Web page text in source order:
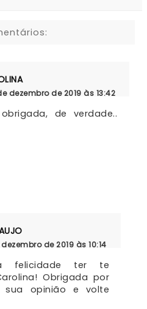
dezembro de 2019 às 13:42
de verdade..
de 2019 às 10:14
felicidade ter te
Obrigada por
sua opinião e volte